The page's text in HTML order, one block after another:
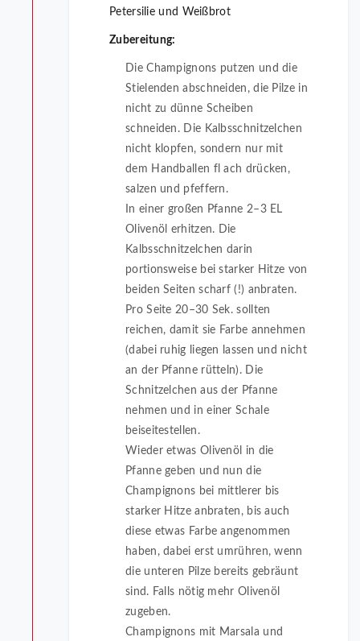
Petersilie und Weißbrot
Zubereitung:
Die Champignons putzen und die
Stielenden abschneiden, die Pilze in
nicht zu dünne Scheiben
schneiden. Die Kalbsschnitzelchen
nicht klopfen, sondern nur mit
dem Handballen fl ach drücken,
salzen und pfeffern.
In einer großen Pfanne 2–3 EL
Olivenöl erhitzen. Die
Kalbsschnitzelchen darin
portionsweise bei starker Hitze von
beiden Seiten scharf (!) anbraten.
Pro Seite 20–30 Sek. sollten
reichen, damit sie Farbe annehmen
(dabei ruhig liegen lassen und nicht
an der Pfanne rütteln). Die
Schnitzelchen aus der Pfanne
nehmen und in einer Schale
beiseitestellen.
Wieder etwas Olivenöl in die
Pfanne geben und nun die
Champignons bei mittlerer bis
starker Hitze anbraten, bis auch
diese etwas Farbe angenommen
haben, dabei erst umrühren, wenn
die unteren Pilze bereits gebräunt
sind. Falls nötig mehr Olivenöl
zugeben.
Champignons mit Marsala und